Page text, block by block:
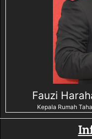
Fauzi
Kepala Rumah